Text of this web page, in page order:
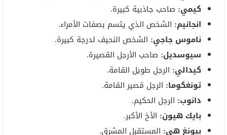
كيمي: صاحب جاذبية كبيرة.
انجانيم: الشخص الذي يتسم بصفات الأمراء.
ناموس جاجي: الشخص النحيف لدرجة كبيرة.
سيوسديل: صاحب الأرجل القصيرة.
كيدالي: الرجل طويل القامة.
تونغكوما: الرجل قصير القامة.
دانوب: الرجل الحكيم.
بايك هيون: الأخ الأكبر.
بيونغ هي: المستقبل المشرق.